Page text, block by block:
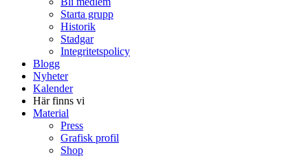
Starta grupp
Historik
Stadgar
Integritetspolicy
Blogg
Nyheter
Kalender
Här finns vi
Material
Press
Grafisk profil
Shop